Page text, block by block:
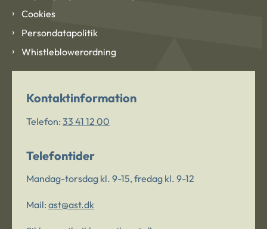
Cookies
Persondatapolitik
Whistleblowerordning
Kontaktinformation
Telefon: 33 41 12 00
Telefontider
Mandag-torsdag kl. 9-15, fredag kl. 9-12
Mail: ast@ast.dk